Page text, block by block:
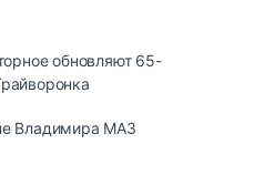
обновляют 65-
Владимира МАЗ